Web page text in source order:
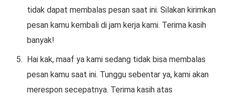
tidak dapat membalas pesan saat ini. Silakan kirimkan
pesan kamu kembali di jam kerja kami. Terima kasih
banyak!
Hai kak, maaf ya kami sedang tidak bisa membalas
pesan kamu saat ini. Tunggu sebentar ya, kami akan
merespon secepatnya. Terima kasih atas